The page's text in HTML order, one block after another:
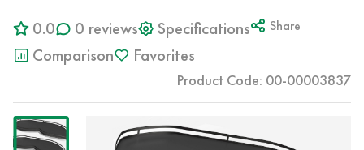
0.0 0 reviews Specifications Share
Comparison Favorites
Product Code: 00-00003837